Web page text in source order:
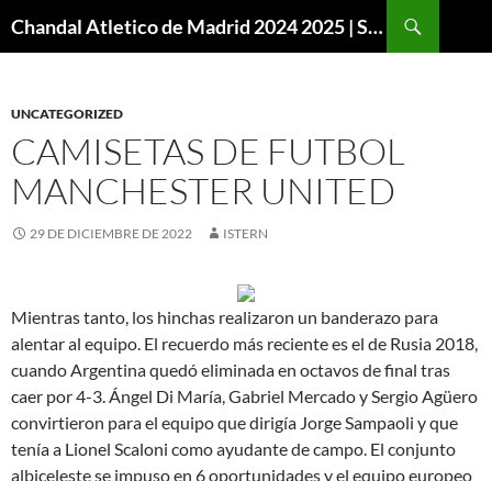
Chandal Atletico de Madrid 2024 2025 | SuperVigo
UNCATEGORIZED
CAMISETAS DE FUTBOL
MANCHESTER UNITED
29 DE DICIEMBRE DE 2022 ISTERN
Mientras tanto, los hinchas realizaron un banderazo para
alentar al equipo. El recuerdo más reciente es el de Rusia 2018,
cuando Argentina quedó eliminada en octavos de final tras
caer por 4-3. Ángel Di María, Gabriel Mercado y Sergio Agüero
convirtieron para el equipo que dirigía Jorge Sampaoli y que
tenía a Lionel Scaloni como ayudante de campo. El conjunto
albiceleste se impuso en 6 oportunidades y el equipo europeo